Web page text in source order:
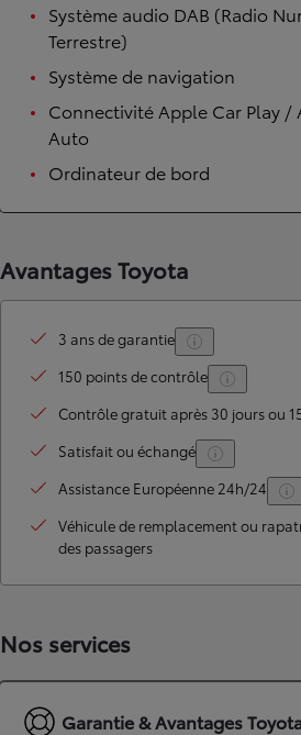
Système audio DAB (Radio
Terrestre)
Système de navigation
Connectivité Apple Car Play /
Auto
Ordinateur de bord
Avantages Toyota
3 ans de garantie
150 points de contrôle
Contrôle gratuit après 30 jours ou
Satisfait ou échangé
Assistance Européenne 24h/24
Véhicule de remplacement ou
des passagers
Nos services
Garantie & Avantages